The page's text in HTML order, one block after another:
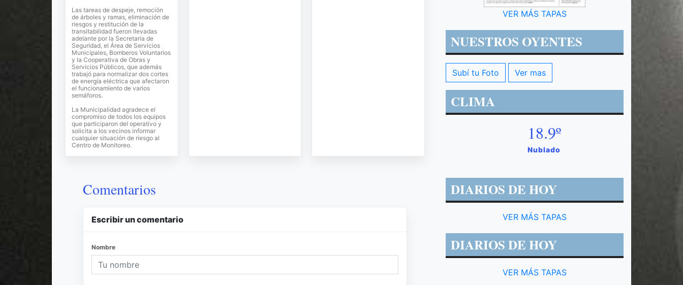
Las tareas de despeje, remoción
de árboles y ramas, eliminación de
riesgos y restitución de la
transitabilidad fueron llevadas
adelante por la Secretaría de
Seguridad, el Área de Servicios
Municipales, Bomberos Voluntarios
y la Cooperativa de Obras y
Servicios Públicos, que además
trabajó para normalizar dos cortes
de energía eléctrica que afectaron
el funcionamiento de varios
semáforos.
La Municipalidad agradece el
compromiso de todos los equipos
que participaron del operativo y
solicita a los vecinos informar
cualquier situación de riesgo al
Centro de Monitoreo.
Comentarios
Escribir un comentario
Nombre
VER MÁS TAPAS
NUESTROS OYENTES
Subí tu Foto Ver mas
CLIMA
18.9º
Nublado
DIARIOS DE HOY
VER MÁS TAPAS
DIARIOS DE HOY
VER MÁS TAPAS